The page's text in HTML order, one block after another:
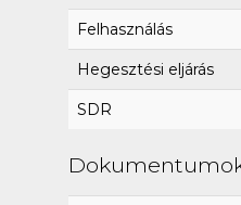
Felhasználás
Hegesztési eljárás
SDR